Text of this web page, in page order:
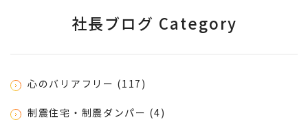
社長ブログ Category
心のバリアフリー (117)
制震住宅・制震ダンパー (4)